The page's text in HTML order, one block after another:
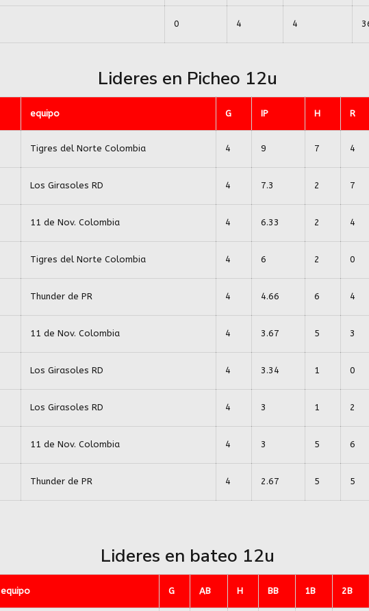
0 4 4
Lideres en Picheo 12u
equipo G IP H R
Tigres del Norte Colombia 4 9 7 4
Los Girasoles RD 4 7.3 2 7
11 de Nov. Colombia 4 6.33 2 4
Tigres del Norte Colombia 4 6 2 0
Thunder de PR 4 4.66 6 4
11 de Nov. Colombia 4 3.67 5 3
Los Girasoles RD 4 3.34 1 0
Los Girasoles RD 4 3 1 2
11 de Nov. Colombia 4 3 5 6
Thunder de PR 4 2.67 5 5
Lideres en bateo 12u
equipo G AB H BB 1B 2B